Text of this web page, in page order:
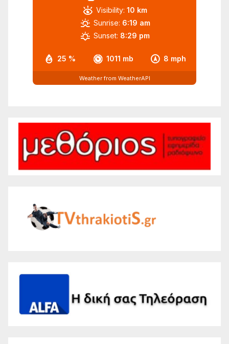
25 % 1011 mb 8 mph
Visibility: 10 km
Sunrise: 6:19 am
Sunset: 8:29 pm
Weather from WeatherAPI